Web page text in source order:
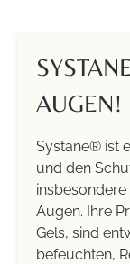
AUGEN!
Systane® ist
und den
Augen. Ihre
Gels, sind
befeuchten,